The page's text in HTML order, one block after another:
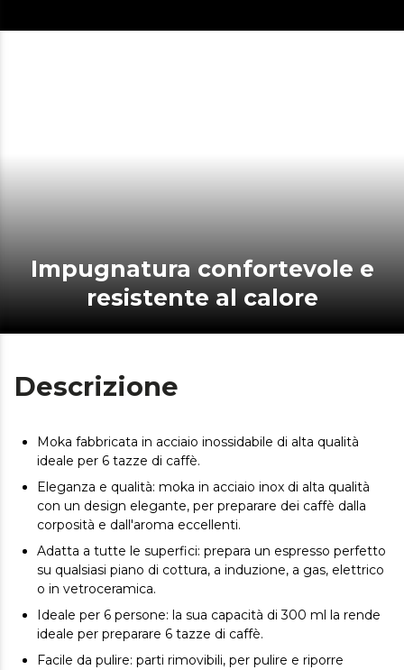
Impugnatura confortevole e
resistente al calore
Descrizione
Moka fabbricata in acciaio inossidabile di alta qualità
ideale per 6 tazze di caffè.
Eleganza e qualità: moka in acciaio inox di alta qualità
con un design elegante, per preparare dei caffè dalla
corposità e dall'aroma eccellenti.
Adatta a tutte le superfici: prepara un espresso perfetto
su qualsiasi piano di cottura, a induzione, a gas, elettrico
o in vetroceramica.
Ideale per 6 persone: la sua capacità di 300 ml la rende
ideale per preparare 6 tazze di caffè.
Facile da pulire: parti rimovibili, per pulire e riporre